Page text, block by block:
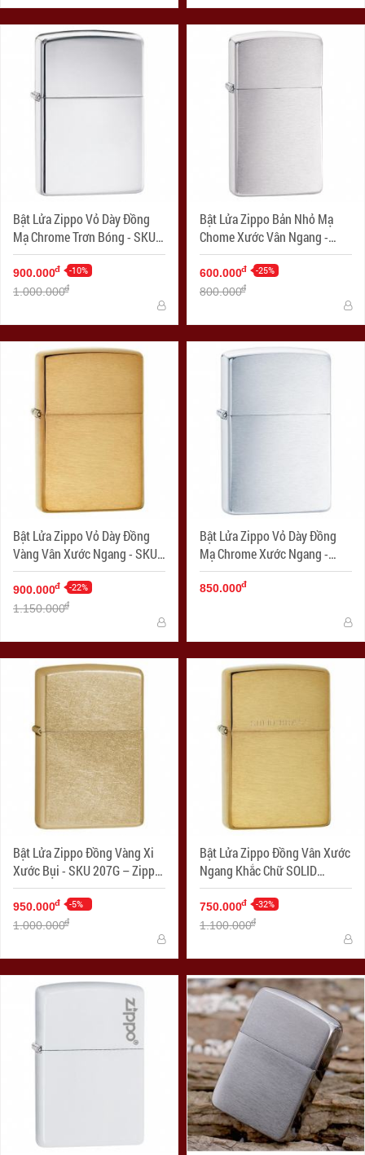
Bật Lửa Zippo Vỏ Dày Đồng
Mạ Chrome Trơn Bóng - SKU
167 – Zippo Armor High
Polished Chrome
900.000đ -10%
1.000.000đ
Bật Lửa Zippo Bản Nhỏ Mạ
Chome Xước Vân Ngang -
SKU 1600 – Zippo Slim
Brushed Chrome
600.000đ -25%
800.000đ
Bật Lửa Zippo Vỏ Dày Đồng
Vàng Vân Xước Ngang - SKU
168 – Zippo Armor Brushed
Brass
900.000đ -22%
1.150.000đ
Bật Lửa Zippo Vỏ Dày Đồng
Mạ Chrome Xước Ngang -
SKU 162 – Zippo Armor
Brushed Chrome
850.000đ
Bật Lửa Zippo Đồng Vàng Xi
Xước Bụi - SKU 207G – Zippo
Gold Dust
950.000đ -5%
1.000.000đ
Bật Lửa Zippo Đồng Vân Xước
Ngang Khắc Chữ SOLID
BRASS - SKU 204 – Zippo
Brushed Brass Engraved
750.000đ -32%
1.100.000đ